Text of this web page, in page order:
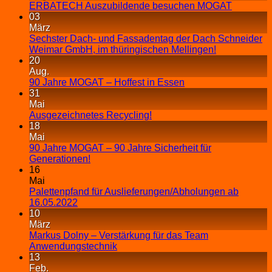
ERBATECH Auszubildende besuchen MOGAT
03
März
Sechster Dach- und Fassadentag der Dach Schneider
Weimar GmbH, im thüringischen Mellingen!
20
Aug.
90 Jahre MOGAT – Hoffest in Essen
31
Mai
Ausgezeichnetes Recycling!
18
Mai
90 Jahre MOGAT – 90 Jahre Sicherheit für
Generationen!
16
Mai
Palettenpfand für Auslieferungen/Abholungen ab
16.05.2022
10
März
Markus Dolny – Verstärkung für das Team
Anwendungstechnik
13
Feb.